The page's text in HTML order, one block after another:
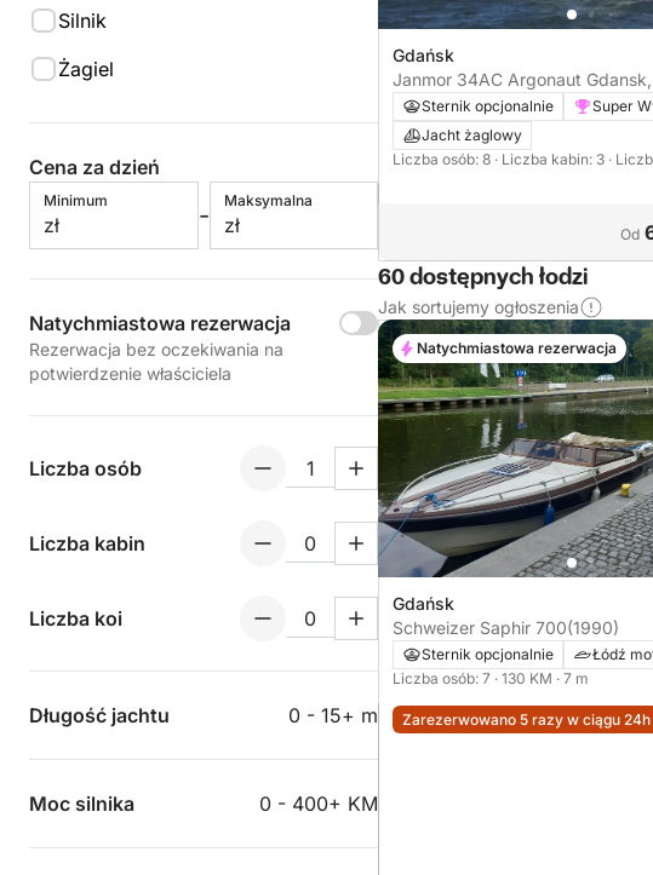
Silnik
Żagiel
Cena za dzień
Minimum
zł -
Maksymalna
zł
Natychmiastowa rezerwacja
Rezerwacja bez oczekiwania na
potwierdzenie właściciela
Liczba osób
Liczba kabin
Liczba koi
Długość jachtu 0 - 15+ m
Moc silnika 0 - 400+ KM
Gdańsk
Janmor 34AC Argonaut Gdansk,
Poland
Sternik opcjonalnie
Super
Jacht żaglowy
Liczba osób: 8 · Liczba kabin: 3 ·
Od
60 dostępnych łodzi
Jak sortujemy ogłoszenia
Gdańsk
Schweizer Saphir 700(1990)
Sternik opcjonalnie
Łódź
Liczba osób: 7 · 130 KM · 7 m
Zarezerwowano 5 razy w ciągu 24h
Natychmiastowa rezerwacja